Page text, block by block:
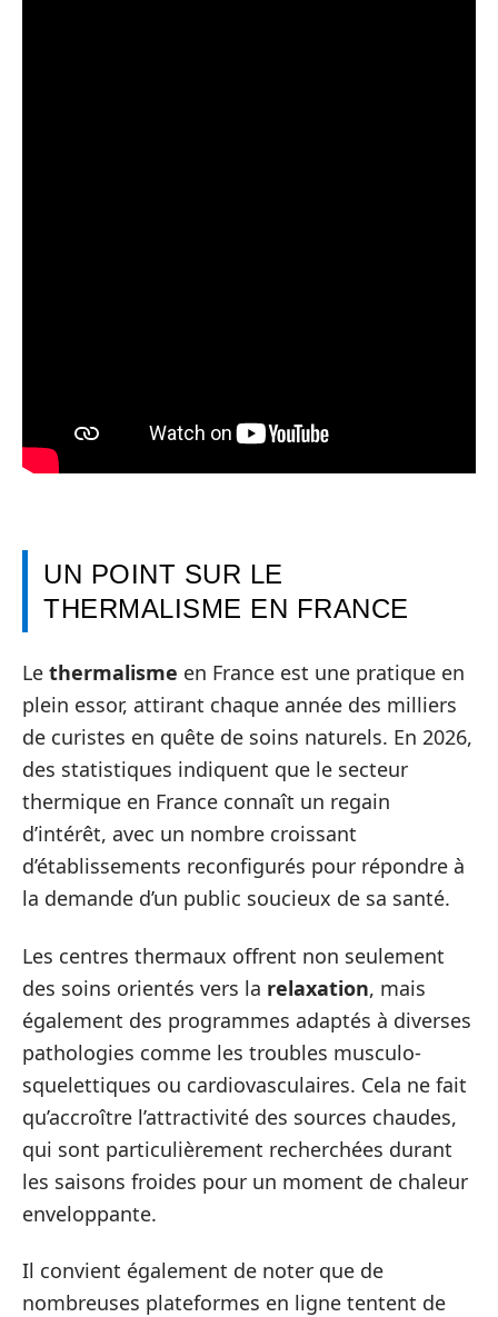
UN POINT SUR LE
THERMALISME EN FRANCE
Le thermalisme en France est une pratique en
plein essor, attirant chaque année des milliers
de curistes en quête de soins naturels. En 2026,
des statistiques indiquent que le secteur
thermique en France connaît un regain
d’intérêt, avec un nombre croissant
d’établissements reconfigurés pour répondre à
la demande d’un public soucieux de sa santé.
Les centres thermaux offrent non seulement
des soins orientés vers la relaxation, mais
également des programmes adaptés à diverses
pathologies comme les troubles musculo-
squelettiques ou cardiovasculaires. Cela ne fait
qu’accroître l’attractivité des sources chaudes,
qui sont particulièrement recherchées durant
les saisons froides pour un moment de chaleur
enveloppante.
Il convient également de noter que de
nombreuses plateformes en ligne tentent de